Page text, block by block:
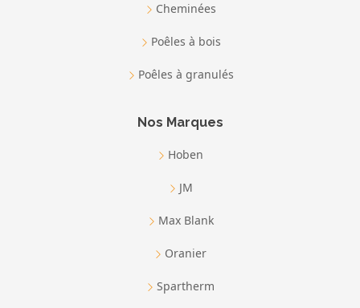
Cheminées
Poêles à bois
Poêles à granulés
Nos Marques
Hoben
JM
Max Blank
Oranier
Spartherm